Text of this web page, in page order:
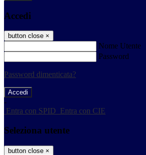
Accedi
button close ×
Nome Utente
Password
Password dimenticata?
-
Entra con SPID Entra con CIE
Seleziona utente
button close ×